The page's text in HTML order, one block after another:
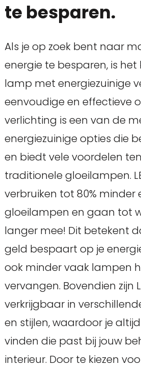
te besparen.
Als je op zoek bent naar
energie te besparen, is
lamp met energiezuinige
eenvoudige en effectieve
verlichting is een van de
energiezuinige opties die
en biedt vele voordelen
traditionele gloeilampen.
verbruiken tot 80% minder
gloeilampen en gaan tot
langer mee! Dit betekent
geld bespaart op je
ook minder vaak lampen
vervangen. Bovendien zijn
verkrijgbaar in
en stijlen, waardoor je
vinden die past bij jouw
interieur. Door te kiezen